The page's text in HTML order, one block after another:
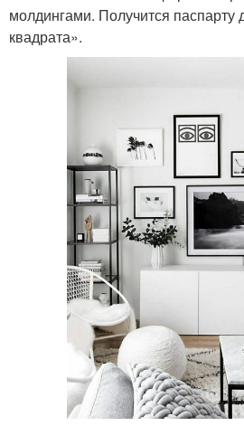
молдингами. Получится паспарту
квадрата».